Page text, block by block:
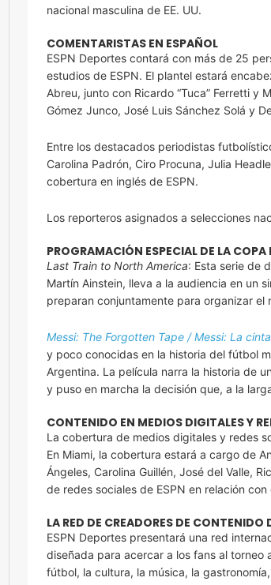
nacional masculina de EE. UU.
COMENTARISTAS EN ESPAÑOL
ESPN Deportes contará con más de 25
estudios de ESPN. El plantel estará
Abreu, junto con Ricardo “Tuca” Ferretti
Gómez Junco, José Luis Sánchez Solá y
Entre los destacados periodistas
Carolina Padrón, Ciro Procuna, Julia
cobertura en inglés de ESPN.
Los reporteros asignados a selecciones
PROGRAMACIÓN ESPECIAL DE LA
Last Train to North America: Esta serie de
Martín Ainstein, lleva a la audiencia en un
preparan conjuntamente para organizar
Messi: The Forgotten Tape / Messi: La
y poco conocidas en la historia del fútbol
Argentina. La película narra la historia de
y puso en marcha la decisión que, a la
CONTENIDO EN MEDIOS DIGITALES Y
La cobertura de medios digitales y redes
En Miami, la cobertura estará a cargo de
Ángeles, Carolina Guillén, José del Valle,
de redes sociales de ESPN en relación
LA RED DE CREADORES DE CONTENIDO
ESPN Deportes presentará una red
diseñada para acercar a los fans al
fútbol, la cultura, la música, la